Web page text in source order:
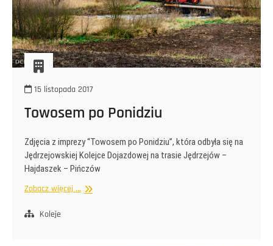
15 listopada 2017
Towosem po Ponidziu
Zdjęcia z imprezy “Towosem po Ponidziu”, która odbyła się na
Jędrzejowskiej Kolejce Dojazdowej na trasie Jędrzejów –
Hajdaszek – Pińczów
Zobacz więcej ... Towosem
Koleje